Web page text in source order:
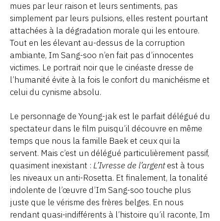
mues par leur raison et leurs sentiments, pas
simplement par leurs pulsions, elles restent pourtant
attachées à la dégradation morale qui les entoure.
Tout en les élevant au-dessus de la corruption
ambiante, Im Sang-soo n’en fait pas d’innocentes
victimes. Le portrait noir que le cinéaste dresse de
l’humanité évite à la fois le confort du manichéisme et
celui du cynisme absolu.
Le personnage de Young-jak est le parfait délégué du
spectateur dans le film puisqu’il découvre en même
temps que nous la famille Baek et ceux qui la
servent. Mais c’est un délégué particulièrement passif,
quasiment inexistant : L’Ivresse de l’argentest à tous
les niveaux un anti-Rosetta. Et finalement, la tonalité
indolente de l’œuvre d’Im Sang-soo touche plus
juste que le vérisme des frères belges. En nous
rendant quasi-indifférents à l’histoire qu’il raconte, Im